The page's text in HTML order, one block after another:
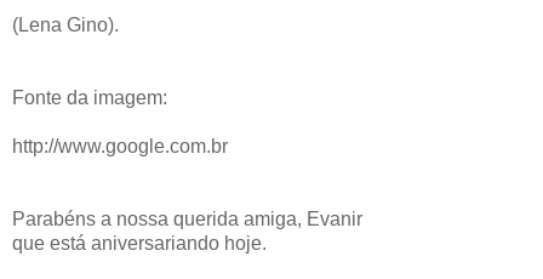
(Lena Gino).
Fonte da imagem:
http://www.google.com.br
Parabéns a nossa querida amiga, Evanir
que está aniversariando hoje.